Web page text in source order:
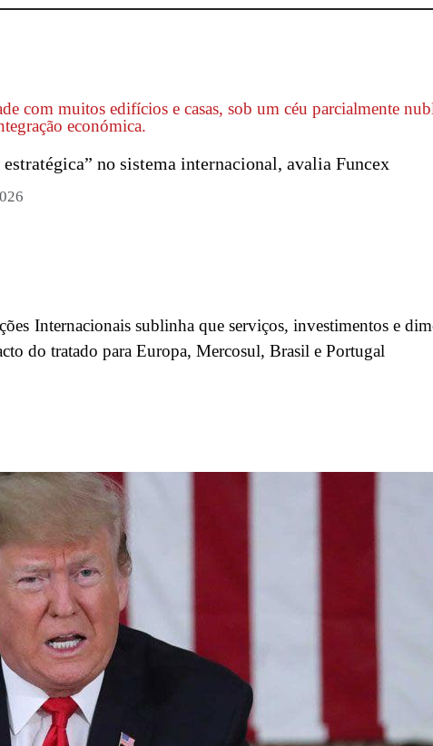
no sistema internacional, avalia Funcex
Internacionais sublinha que serviços, investimentos e
do tratado para Europa, Mercosul, Brasil e Portugal